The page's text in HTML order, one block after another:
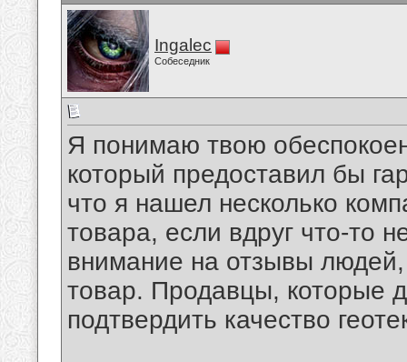
Ingalec
Собеседник
Я понимаю твою
который предоставил бы
что я нашел несколько
товара, если вдруг что-то
внимание на отзывы
товар. Продавцы, которые
подтвердить качество